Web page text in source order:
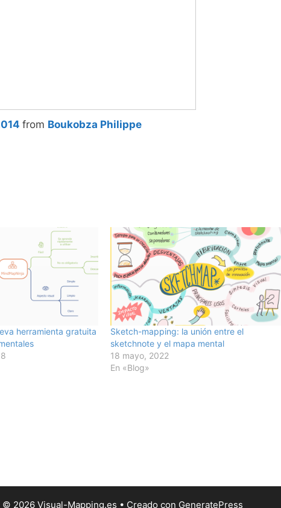
from Boukobza Philippe
herramienta gratuita
Sketch-mapping: la unión entre el
sketchnote y el mapa mental
18 mayo, 2022
En «Blog»
© 2026 Visual-Mapping.es • Creado con GeneratePress